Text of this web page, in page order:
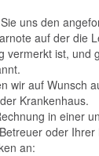
uns den
auf der die
vermerkt ist, und
wir auf Wunsch
Krankenhaus.
in einer
oder
an: